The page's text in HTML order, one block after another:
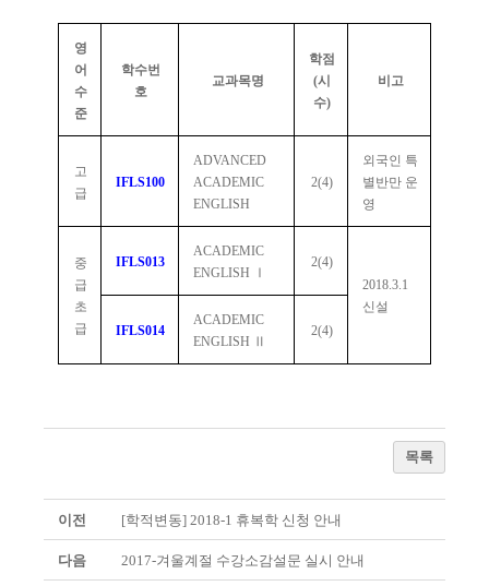
영
어
수
준
학수번
호
교과목명
학점
(시
수)
비고
고
급
IFLS100
ADVANCED
ACADEMIC
ENGLISH
2(4)
외국인 특
별반만 운
영
중
급
초
급
IFLS013
ACADEMIC
ENGLISH
Ⅰ
2(4)
2018.3.1
신설
IFLS014
ACADEMIC
ENGLISH Ⅱ
2(4)
목록
이전 [학적변동] 2018-1 휴복학 신청 안내
다음 2017-겨울계절 수강소감설문 실시 안내